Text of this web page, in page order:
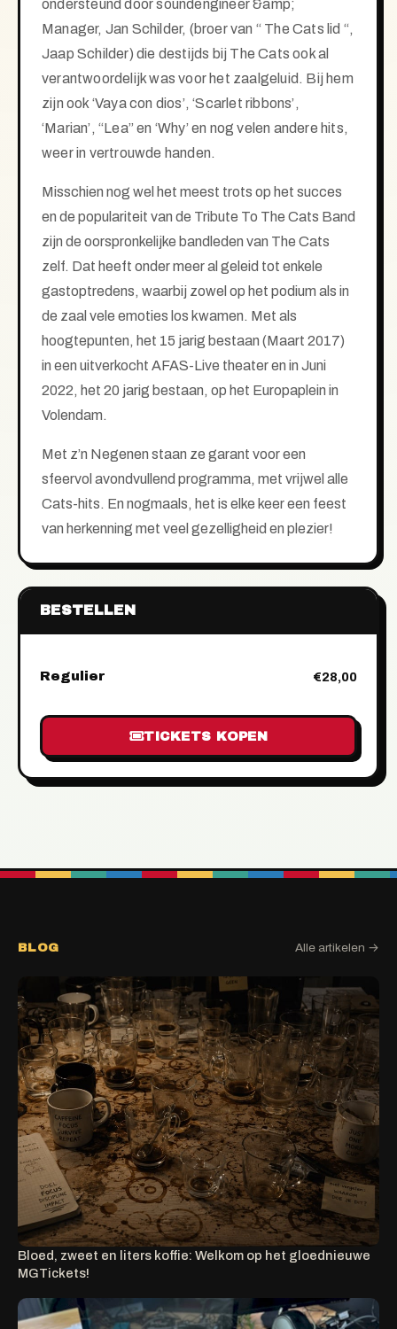
ondersteund door soundengineer &amp;
Manager, Jan Schilder, (broer van “ The Cats lid “,
Jaap Schilder) die destijds bij The Cats ook al
verantwoordelijk was voor het zaalgeluid. Bij hem
zijn ook ‘Vaya con dios’, ‘Scarlet ribbons’,
‘Marian’, “Lea” en ‘Why’ en nog velen andere hits,
weer in vertrouwde handen.
Misschien nog wel het meest trots op het succes
en de populariteit van de Tribute To The Cats Band
zijn de oorspronkelijke bandleden van The Cats
zelf. Dat heeft onder meer al geleid tot enkele
gastoptredens, waarbij zowel op het podium als in
de zaal vele emoties los kwamen. Met als
hoogtepunten, het 15 jarig bestaan (Maart 2017)
in een uitverkocht AFAS-Live theater en in Juni
2022, het 20 jarig bestaan, op het Europaplein in
Volendam.
Met z’n Negenen staan ze garant voor een
sfeervol avondvullend programma, met vrijwel alle
Cats-hits. En nogmaals, het is elke keer een feest
van herkenning met veel gezelligheid en plezier!
BESTELLEN
Regulier €28,00
TICKETS KOPEN
BLOG Alle artikelen →
Bloed, zweet en liters koffie: Welkom op het gloednieuwe
MGTickets!